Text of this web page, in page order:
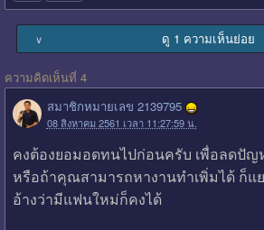
∨ ดู 1 ความเห็นย่อย
ความคิดเห็นที่ 4
สมาชิกหมายเลข 2139795
08 สิงหาคม 2561 เวลา 11:27:59 น.
คงต้องยอมอดทนไปก่อนครับ เพื่อลดปัญ
หรือถ้าคุณสามารถหางานทำเพิ่มได้ ก็แ
อ้างว่ามีแฟนใหม่ก็คงได้